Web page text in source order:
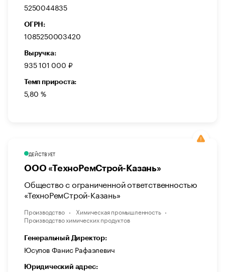
5250044835
ОГРН:
1085250003420
Выручка:
935 101 000 ₽
Темп прироста:
5,80 %
ДЕЙСТВУЕТ
ООО «ТехноРемСтрой-Казань»
Общество с ограниченной ответственностью
«ТехноРемСтрой-Казань»
Производство
Химическая промышленность
Производство химических продуктов
Генеральный Директор:
Юсупов Фанис Рафаэлевич
Юридический адрес: